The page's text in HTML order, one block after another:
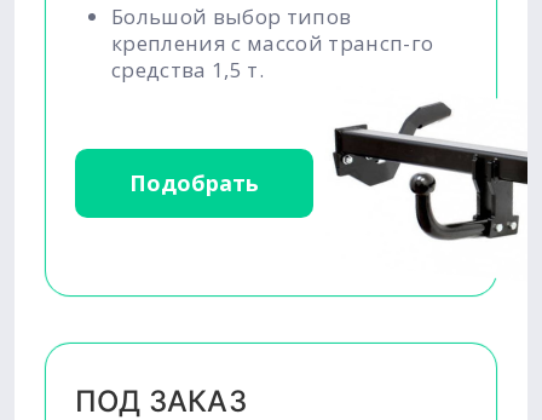
Большой выбор типов
крепления с массой трансп-го
средства 1,5 т.
Подобрать
ПОД ЗАКАЗ